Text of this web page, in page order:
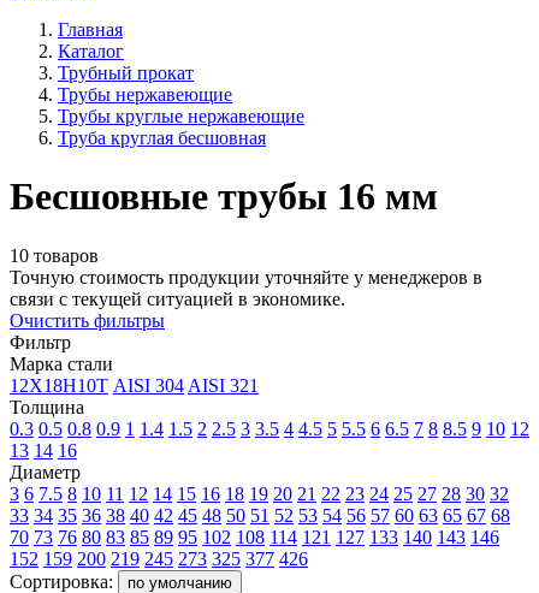
Главная
Каталог
Трубный прокат
Трубы нержавеющие
Трубы круглые нержавеющие
Труба круглая бесшовная
Бесшовные трубы 16 мм
10 товаров
Точную стоимость продукции уточняйте у менеджеров в
связи с текущей ситуацией в экономике.
Очистить фильтры
Фильтр
Марка стали
12Х18Н10Т AISI 304 AISI 321
Толщина
0.3 0.5 0.8 0.9 1 1.4 1.5 2 2.5 3 3.5 4 4.5 5 5.5 6 6.5 7 8 8.5 9 10 12
13 14 16
Диаметр
3 6 7.5 8 10 11 12 14 15 16 18 19 20 21 22 23 24 25 27 28 30 32
33 34 35 36 38 40 42 45 48 50 51 52 53 54 56 57 60 63 65 67 68
70 73 76 80 83 85 89 95 102 108 114 121 127 133 140 143 146
152 159 200 219 245 273 325 377 426
Сортировка:
по умолчанию